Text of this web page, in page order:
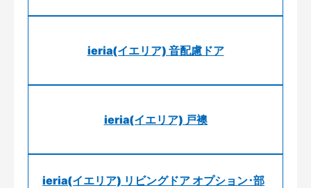
ieria(イエリア) 音配慮ドア
ieria(イエリア) 戸襖
ieria(イエリア) リビングドア オプション･部